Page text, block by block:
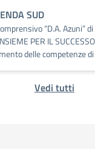
SUD
“D.A. Azuni”
PER IL
delle competenze di
Vedi tutti